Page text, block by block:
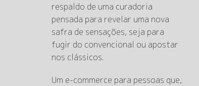
respaldo de uma curadoria
pensada para revelar uma nova
safra de sensações, seja para
fugir do convencional ou apostar
nos clássicos.
Um e-commerce para pessoas que,